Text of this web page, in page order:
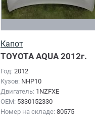
Капот
TOYOTA AQUA2012г.
Год: 2012
Кузов: NHP10
Двигатель: 1NZFXE
OEM: 5330152330
Номер на складе: 80575